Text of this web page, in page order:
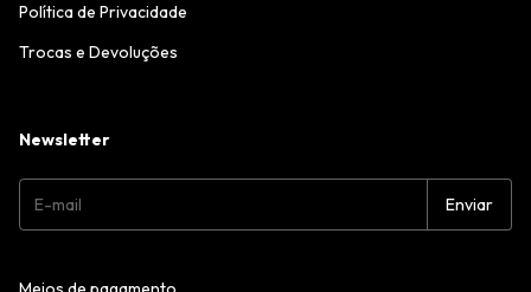
Política de Privacidade
Trocas e Devoluções
Newsletter